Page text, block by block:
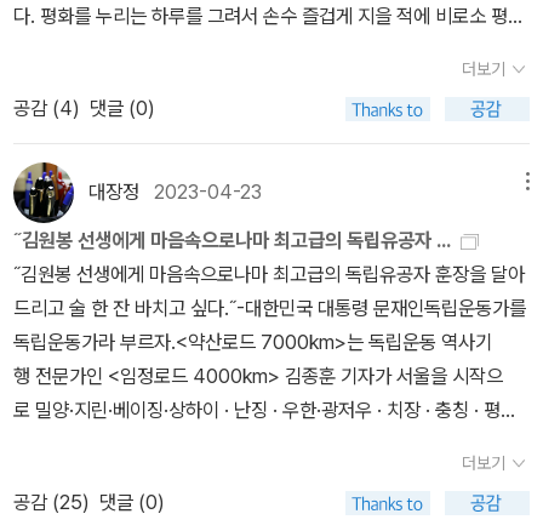
다. 평화를 누리는 하루를 그려서 손수 즐겁게 지을 적에 비로소 평화
다. 그들은 사람들이 참빛을 안 깨닫는 채 갈라치기를 하면서 싸우기
를 바라더군요. 누구나 무엇이든 다 보고 다 알고 다 빛날 수 있습니
다. 배움터(학교)를 그만 다니면 누구나 깨닫습니다. 책을 그만 읽으
면 누구나 눈을 뜹니다. 손전화를 끄면 누구나 마음으로 이야기를 할
수 있습니다. 자, 그런데 ‘배움터·책·손전화’를 내려놓는 사람은 얼마
나 될까요? 깨닫고 나면, 배움터를 다녀도 되고, 책을 펴도 되고, 손전
화를 써도 됩니다. 그러나 안 깨달은 어리석은 몸으로 온갖 것을 집어
넣으면 스스로 헤매다가 휘둘려요. 칼은 ‘부엌칼’도 되지만 ‘총칼’도
됩니다. 살림짓기를 어버이한테서 슬기롭게 물려받아 사랑을 짓는 아
이들은 부엌칼을 다루는 살림꾼으로 섭니다. 그저 뺑뺑이를 돌며 배
움수렁(입시지옥) 쳇바퀴를 헤맨 아이들은 어느새 싸움꾼으로 크면
서 내내 겨루고 다퉈요. 배움터(학교)에 붙으려고 겨루고, 일터(회사)
에 붙으려고 다투고, 더 값나가는 잿집(아파트)을 거머쥐려고 싸워
더보기
공감 (4) 댓글 (0)
대장정 2023-04-23
˝김원봉 선생에게 마음속으로나마 최고급의 독립유공자 ...
˝김원봉 선생에게 마음속으로나마 최고급의 독립유공자 훈장을 달아
드리고 술 한 잔 바치고 싶다.˝-대한민국 대통령 문재인독립운동가를
독립운동가라 부르자.<약산로드 7000km>는 독립운동 역사기
행 전문가인 <임정로드 4000km> 김종훈 기자가 서울을 시작으
로 밀양·지린·베이징·상하이 · 난징 · 우한·광저우 · 치장 · 충칭 · 평양
는 국내 최초김원봉 역사기행 가이드이다.대한민국 100년 의열단 10
0년, 우리의 독립은 아직도 완수되지 않았다. 약산의 길을 따라 평생
더보기
공감 (25) 댓글 (0)